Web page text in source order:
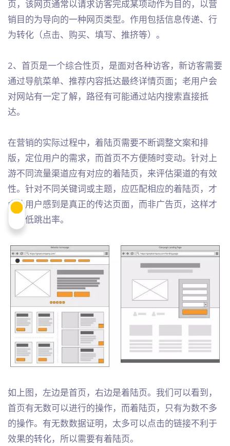
页，该网页通常以请求访客完成某项动作为目的，以营
销目的为导向的一种网页类型。作用包括信息传递、行
为转化（点击、购买、填写、推挤等）。
2、首页是一个综合性页，是面对各种访客，新访客需要
通过导航菜单、推荐内容抵达最终详情页面；老用户会
对网站有一定了解，路径有可能通过站内搜索直接抵
达。
在营销的实际过程中，着陆页需要不断调整文案和排
版，定位用户的需求，而首页不方便随时变动。针对上
游不同流量渠道应有对应的着陆页，来评估渠道的有效
性。针对不同关键词或主题，应匹配相应的着陆页，才
会让用户感到是真正的传达页面，而非广告页，这样才
会降低跳出率。
如上图，左边是首页，右边是着陆页。我们可以看到，
首页有无数可以进行的操作，而着陆页，只有为数不多
的操作。有无数数据证明，太多可以点击的链接不利于
效果的转化，所以需要有着陆页。